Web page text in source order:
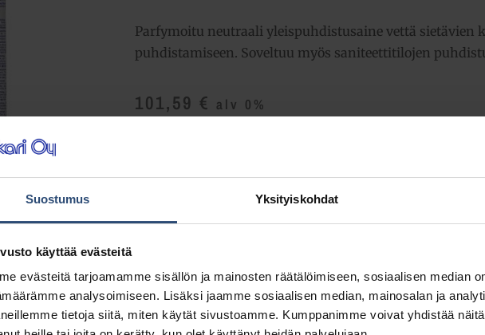
Suostumus Yksityiskohdat
käyttää evästeitä
evästeitä tarjoamamme sisällön ja mainosten räätälöimiseen, sosiaalisen median
analysoimiseen. Lisäksi jaamme sosiaalisen median, mainosalan ja
tietoja siitä, miten käytät sivustoamme. Kumppanimme voivat yhdistää
Parfymoitu neutraali yleispuhdistusaine vettä sietävien
puhdistamiseen. Soveltuu myös saniteettitilojen
101,59 € alv 0%
LISÄÄ OSTOSKORIIN
Osasto:Yleispuhdistusaineet